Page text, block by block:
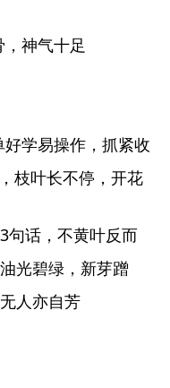
神气十足
学易操作，抓紧收
枝叶长不停，开花
句话，不黄叶反而
光碧绿，新芽蹭
人亦自芳